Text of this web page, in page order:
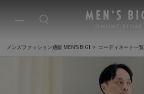
メンズファッション通販 MEN'S BIGI コーディネート一覧